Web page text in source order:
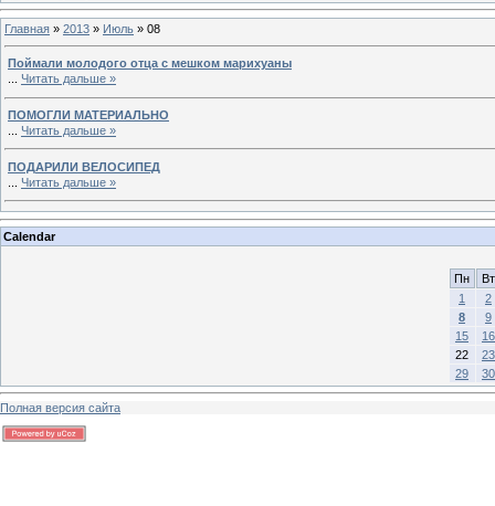
Главная » 2013 » Июль » 08
Поймали молодого отца с мешком марихуаны
Читать дальше »
ПОМОГЛИ МАТЕРИАЛЬНО
Читать дальше »
ПОДАРИЛИ ВЕЛОСИПЕД
Читать дальше »
Calendar
Пн
Вт
1
2
8
9
15
16
22
23
29
30
Полная версия сайта